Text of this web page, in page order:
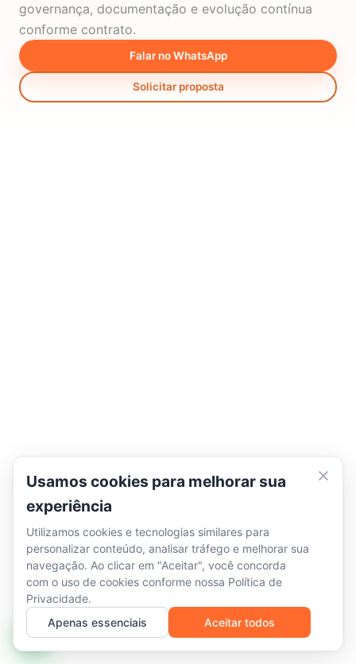
governança, documentação e evolução contínua
conforme contrato.
Falar no WhatsApp
Solicitar proposta
Usamos cookies para melhorar sua
experiência
Utilizamos cookies e tecnologias similares para
personalizar conteúdo, analisar tráfego e melhorar sua
navegação. Ao clicar em "Aceitar", você concorda
com o uso de cookies conforme nossa Política de
Privacidade.
Apenas essenciais
Aceitar todos